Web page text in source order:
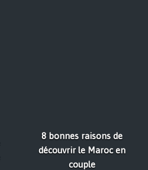
8 bonnes raisons de
découvrir le Maroc en
couple